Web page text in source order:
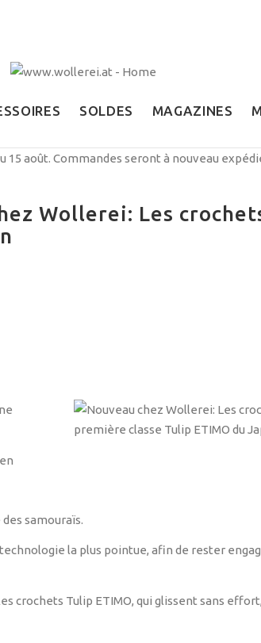
SOLDES MAGAZINES
15 août. Commandes seront à nouveau
Wollerei: Les
samouraïs.
la plus pointue, afin de rester
crochets Tulip ETIMO, qui glissent sans